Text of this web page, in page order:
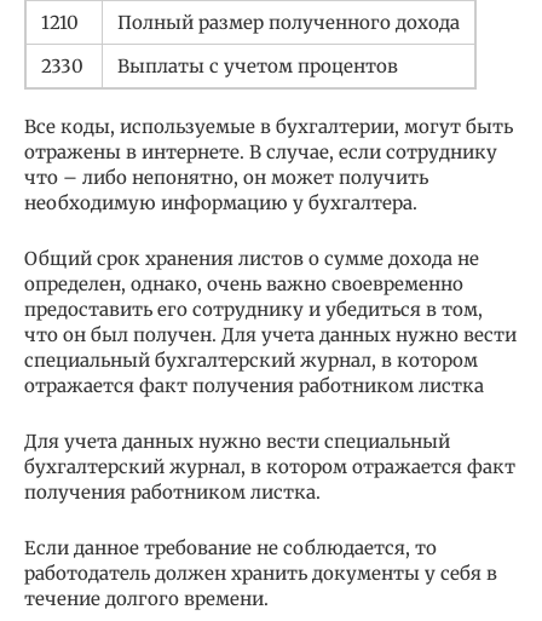
1210
Полный размер полученного дохода
2330
Выплаты с учетом процентов
Все коды, используемые в бухгалтерии, могут быть
отражены в интернете. В случае, если сотруднику
что – либо непонятно, он может получить
необходимую информацию у бухгалтера.
Общий срок хранения листов о сумме дохода не
определен, однако, очень важно своевременно
предоставить его сотруднику и убедиться в том,
что он был получен. Для учета данных нужно вести
специальный бухгалтерский журнал, в котором
отражается факт получения работником листка
Для учета данных нужно вести специальный
бухгалтерский журнал, в котором отражается факт
получения работником листка.
Если данное требование не соблюдается, то
работодатель должен хранить документы у себя в
течение долгого времени.